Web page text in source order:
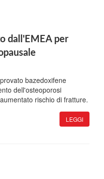
dall'EMEA per
bazedoxifene
dell'osteoporosi
rischio di fratture.
LEGGI